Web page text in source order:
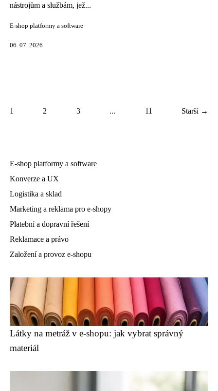
nástrojům a službám, jež...
E-shop platformy a software
06. 07. 2026
1 2 3 ... 11 Starší →
E-shop platformy a software
Konverze a UX
Logistika a sklad
Marketing a reklama pro e-shopy
Platební a dopravní řešení
Reklamace a právo
Založení a provoz e-shopu
Látky na metráž v e-shopu: jak vybrat správný
materiál